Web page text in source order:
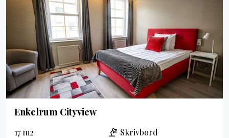
Enkelrum Cityview
17 m2
Skrivbord